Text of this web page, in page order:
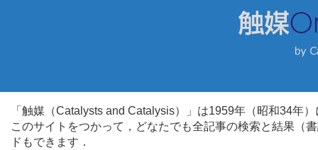
「触媒（Catalysts and Catalysis）」は1959年（昭和34年
このサイトをつかって，どなたでも全記事の検索と結果（
ドもできます．